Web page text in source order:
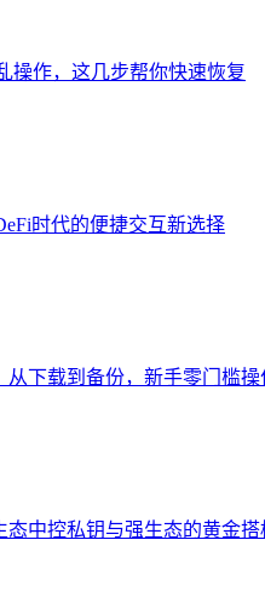
操作，这几步帮你快速恢复
时代的便捷交互新选择
从下载到备份，新手零门槛操
态中控私钥与强生态的黄金搭